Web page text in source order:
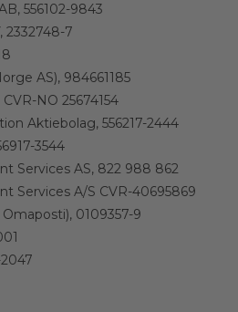
556102-9843
2332748-7
AS), 984661185
NO 25674154
Aktiebolag, 556217-2444
3544
Services AS, 822 988 862
Services A/S CVR-40695869
0109357-9